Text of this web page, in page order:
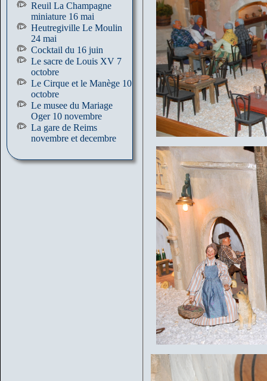
Reuil La Champagne
miniature 16 mai
Heutregiville Le Moulin
24 mai
Cocktail du 16 juin
Le sacre de Louis XV 7
octobre
Le Cirque et le Manège 10
octobre
Le musee du Mariage
Oger 10 novembre
La gare de Reims
novembre et decembre